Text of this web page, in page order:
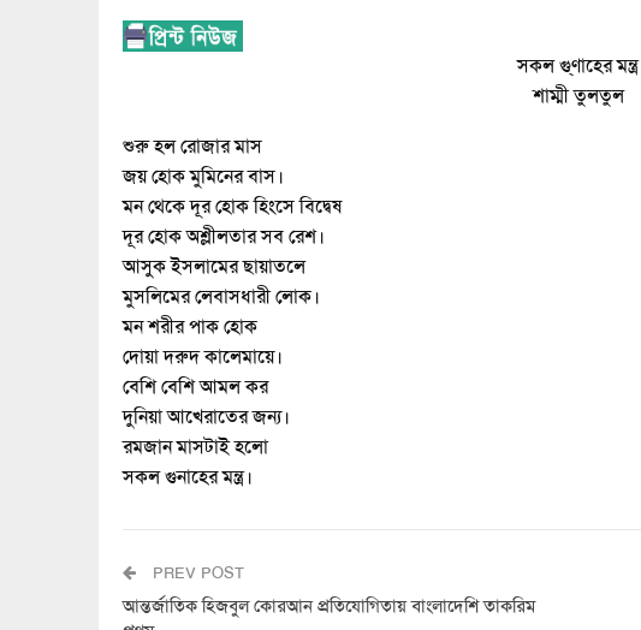
সকল গু্ণাহের মন্ত্র
শাম্মী তুলতুল
শুরু হল রোজার মাস
জয় হোক মুমিনের বাস।
মন থেকে দূর হোক হিংসে বিদ্বেষ
দূর হোক অশ্লীলতার সব রেশ।
আসুক ইসলামের ছায়াতলে
মুসলিমের লেবাসধারী লোক।
মন শরীর পাক হোক
দোয়া দরুদ কালেমায়ে।
বেশি বেশি আমল কর
দুনিয়া আখেরাতের জন্য।
রমজান মাসটাই হলো
সকল গুনাহের মন্ত্র।
PREV POST
আন্তর্জাতিক হিজবুল কোরআন প্রতিযোগিতায় বাংলাদেশি তাকরিম